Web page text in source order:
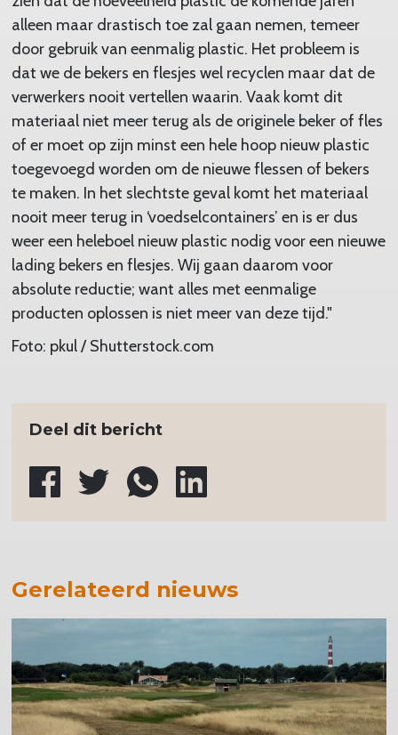
alleen maar drastisch toe zal gaan nemen, temeer
door gebruik van eenmalig plastic. Het probleem is
dat we de bekers en flesjes wel recyclen maar dat de
verwerkers nooit vertellen waarin. Vaak komt dit
materiaal niet meer terug als de originele beker of fles
of er moet op zijn minst een hele hoop nieuw plastic
toegevoegd worden om de nieuwe flessen of bekers
te maken. In het slechtste geval komt het materiaal
nooit meer terug in ‘voedselcontainers’ en is er dus
weer een heleboel nieuw plastic nodig voor een nieuwe
lading bekers en flesjes. Wij gaan daarom voor
absolute reductie; want alles met eenmalige
producten oplossen is niet meer van deze tijd."
Foto: pkul / Shutterstock.com
Deel dit bericht
Gerelateerd nieuws